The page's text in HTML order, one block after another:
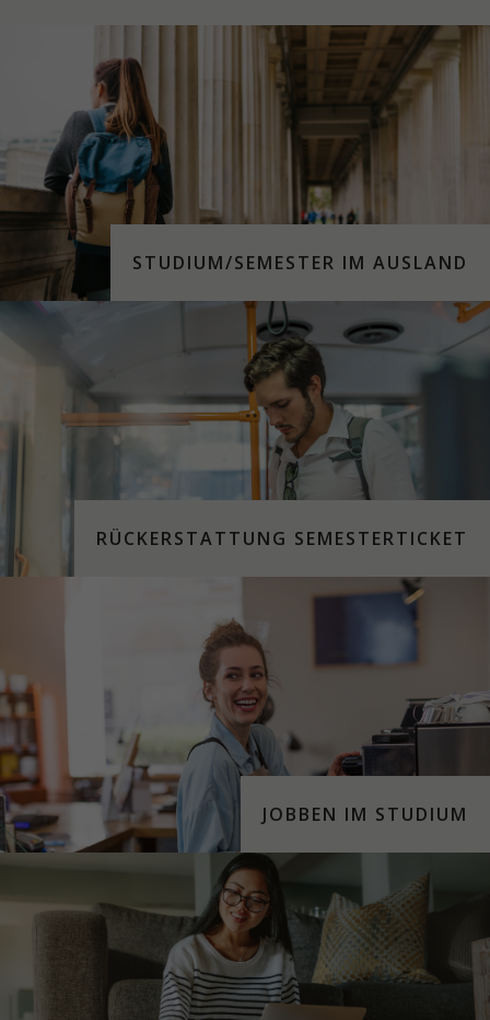
STUDIUM/SEMESTER IM AUSLAND
RÜCKERSTATTUNG SEMESTERTICKET
JOBBEN IM STUDIUM